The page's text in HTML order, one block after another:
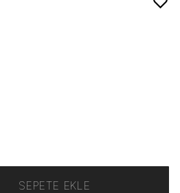
SEPETE EKLE